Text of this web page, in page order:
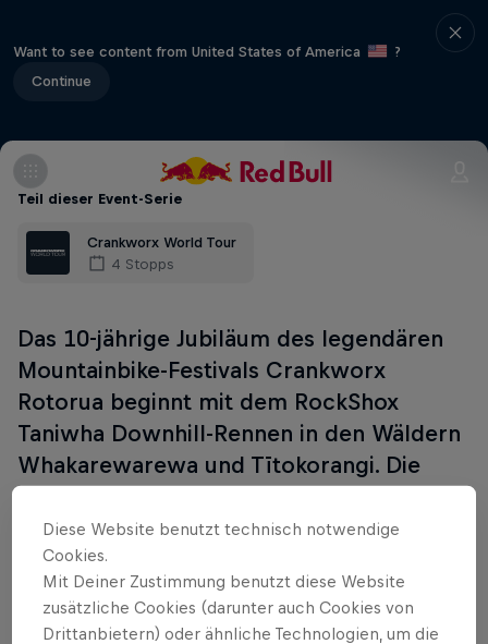
Want to see content from United States of America
?
Continue
Teil dieser Event-Serie
Crankworx World Tour
4 Stopps
Das 10-jährige Jubiläum des legendären
Mountainbike-Festivals Crankworx
Rotorua beginnt mit dem RockShox
Taniwha Downhill-Rennen in den Wäldern
Whakarewarewa und Tītokorangi. Die
Challenge, Speed & Style und Maxxis
Slopestyle in Memory of McGazza finden
in der Landschaft des Mount Ngongotahā
statt.
Diese Website benutzt technisch notwendige
Cookies.
Mit Deiner Zustimmung benutzt diese Website
zusätzliche Cookies (darunter auch Cookies von
Drittanbietern) oder ähnliche Technologien, um die